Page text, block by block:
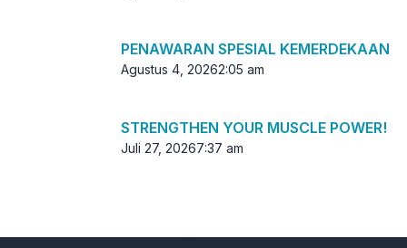
PENAWARAN SPESIAL KEMERDEKAAN
Agustus 4, 20262:05 am
STRENGTHEN YOUR MUSCLE POWER!
Juli 27, 20267:37 am